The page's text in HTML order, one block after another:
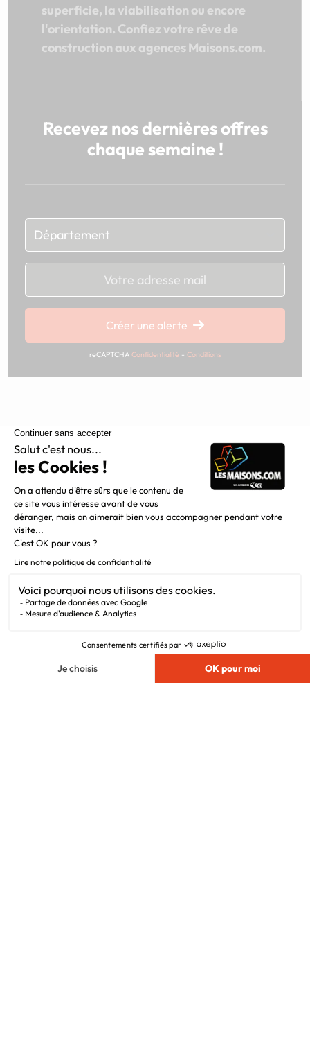
superficie, la viabilisation ou encore
l'orientation. Confiez votre rêve de
construction aux agences Maisons.com.
Recevez nos dernières offres
chaque semaine !
Chargement...
Créer une alerte
reCAPTCHA Confidentialité - Conditions
Constructeur de maisons individuelles, Maisons.com est une
grand nord de la France.
Liens utiles
Alertes offres